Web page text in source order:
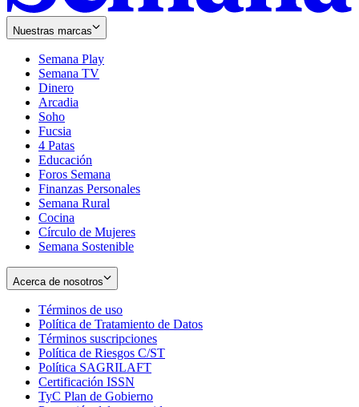
Nuestras marcas
Semana Play
Semana TV
Dinero
Arcadia
Soho
in
new
window
Fucsia
in
new
window
4 Patas
Educación
Foros Semana
Finanzas Personales
Semana Rural
Cocina
Círculo de Mujeres
Semana Sostenible
Acerca de nosotros
Términos de uso
in
new
window
Política de Tratamiento de Datos
Términos suscripciones
in
Política de Riesgos C/ST
Política SAGRILAFT
new
Certificación ISSN
in
TyC Plan de Gobierno